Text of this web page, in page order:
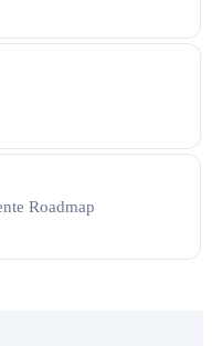
Roadmap